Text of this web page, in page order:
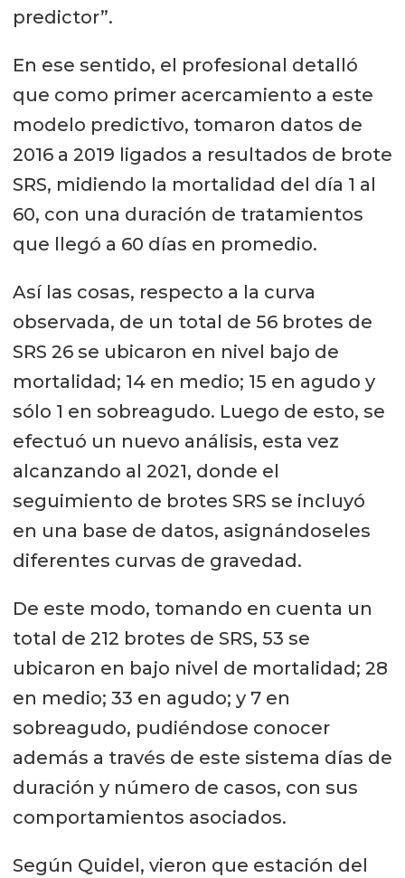
predictor”.
En ese sentido, el profesional detalló
que como primer acercamiento a este
modelo predictivo, tomaron datos de
2016 a 2019 ligados a resultados de brote
SRS, midiendo la mortalidad del día 1 al
60, con una duración de tratamientos
que llegó a 60 días en promedio.
Así las cosas, respecto a la curva
observada, de un total de 56 brotes de
SRS 26 se ubicaron en nivel bajo de
mortalidad; 14 en medio; 15 en agudo y
sólo 1 en sobreagudo. Luego de esto, se
efectuó un nuevo análisis, esta vez
alcanzando al 2021, donde el
seguimiento de brotes SRS se incluyó
en una base de datos, asignándoseles
diferentes curvas de gravedad.
De este modo, tomando en cuenta un
total de 212 brotes de SRS, 53 se
ubicaron en bajo nivel de mortalidad; 28
en medio; 33 en agudo; y 7 en
sobreagudo, pudiéndose conocer
además a través de este sistema días de
duración y número de casos, con sus
comportamientos asociados.
Según Quidel, vieron que estación del